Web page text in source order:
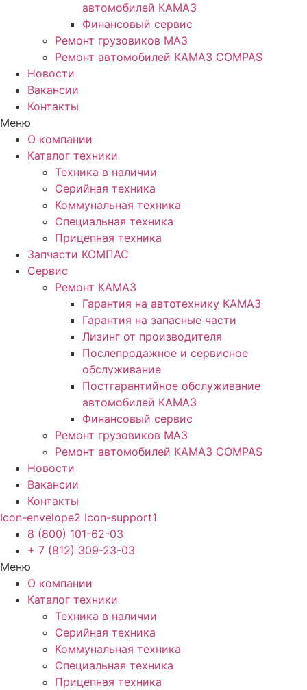
автомобилей КАМАЗ
Финансовый сервис
Ремонт грузовиков МАЗ
Ремонт автомобилей КАМАЗ COMPAS
Новости
Вакансии
Контакты
Меню
О компании
Каталог техники
Техника в наличии
Серийная техника
Коммунальная техника
Специальная техника
Прицепная техника
Запчасти КОМПАС
Сервис
Ремонт КАМАЗ
Гарантия на автотехнику КАМАЗ
Гарантия на запасные части
Лизинг от производителя
Послепродажное и сервисное
обслуживание
Постгарантийное обслуживание
автомобилей КАМАЗ
Финансовый сервис
Ремонт грузовиков МАЗ
Ремонт автомобилей КАМАЗ COMPAS
Новости
Вакансии
Контакты
Icon-envelope2 Icon-support1
8 (800) 101-62-03
+ 7 (812) 309-23-03
Меню
О компании
Каталог техники
Техника в наличии
Серийная техника
Коммунальная техника
Специальная техника
Прицепная техника